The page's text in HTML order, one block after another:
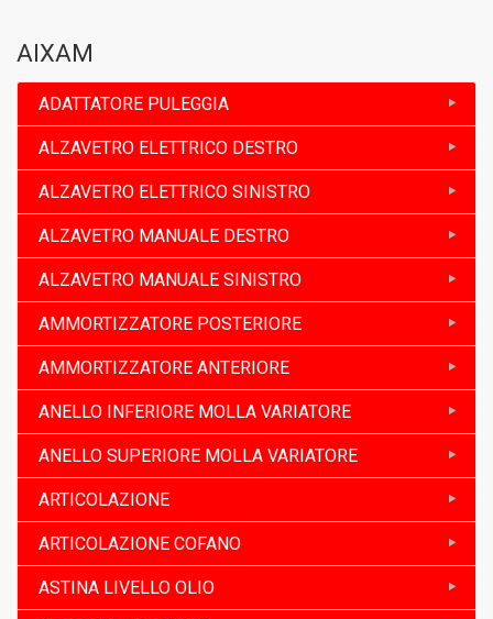
AIXAM
ADATTATORE PULEGGIA
ALZAVETRO ELETTRICO DESTRO
ALZAVETRO ELETTRICO SINISTRO
ALZAVETRO MANUALE DESTRO
ALZAVETRO MANUALE SINISTRO
AMMORTIZZATORE POSTERIORE
AMMORTIZZATORE ANTERIORE
ANELLO INFERIORE MOLLA VARIATORE
ANELLO SUPERIORE MOLLA VARIATORE
ARTICOLAZIONE
ARTICOLAZIONE COFANO
ASTINA LIVELLO OLIO